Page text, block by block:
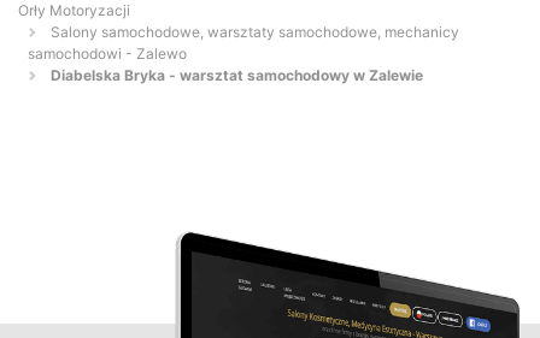
Orły Motoryzacji
Salony samochodowe, warsztaty samochodowe, mechanicy
samochodowi - Zalewo
Diabelska Bryka - warsztat samochodowy w Zalewie